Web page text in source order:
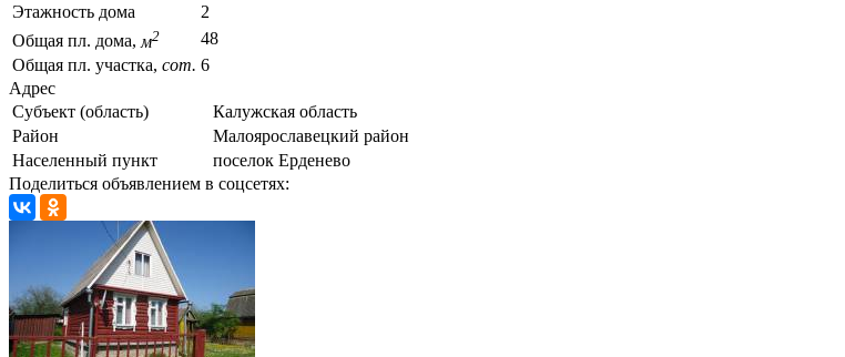
Этажность дома
2
Общая пл. дома, м2
48
Общая пл. участка, сот. 6
Адрес
Субъект (область)
Калужская область
Район
Малоярославецкий район
Населенный пункт
поселок Ерденево
Поделиться объявлением в соцсетях: